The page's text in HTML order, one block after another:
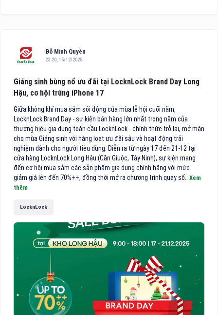
Đỗ Minh Quyền
23:20, 15/12/2025
Giáng sinh bùng nổ ưu đãi tại LocknLock Brand Day Long
Hậu, cơ hội trúng iPhone 17
Giữa không khí mua sắm sôi động của mùa lễ hội cuối năm,
LocknLock Brand Day - sự kiện bán hàng lớn nhất trong năm của
thương hiệu gia dụng toàn cầu LocknLock - chính thức trở lại, mở màn
cho mùa Giáng sinh với hàng loạt ưu đãi sâu và hoạt động trải
nghiệm dành cho người tiêu dùng. Diễn ra từ ngày 17 đến 21-12 tại
cửa hàng LocknLock Long Hậu (Cần Giuộc, Tây Ninh), sự kiện mang
đến cơ hội mua sắm các sản phẩm gia dụng chính hãng với mức
giảm giá lên đến 70%++, đồng thời mở ra chương trình quay số.. Xem
thêm
LocknLock